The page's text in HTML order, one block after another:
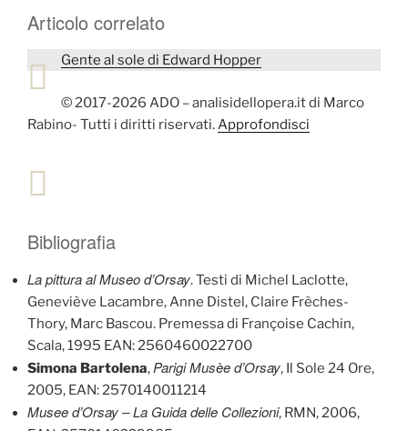
Articolo correlato
Gente al sole di Edward Hopper
© 2017-2026 ADO – analisidellopera.it di Marco
Rabino- Tutti i diritti riservati.Approfondisci
Bibliografia
La pittura al Museo d’Orsay. Testi di Michel Laclotte,
Geneviève Lacambre, Anne Distel, Claire Frèches-
Thory, Marc Bascou. Premessa di Françoise Cachin,
Scala, 1995 EAN: 2560460022700
Simona Bartolena,Parigi Musèe d’Orsay, Il Sole 24 Ore,
2005, EAN: 2570140011214
Musee d’Orsay – La Guida delle Collezioni, RMN, 2006,